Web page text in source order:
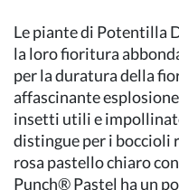
Le piante di Potentilla
la loro fioritura
per la duratura della
affascinante
insetti utili e
distingue per i boccioli
rosa pastello chiaro
Punch® Pastel ha un